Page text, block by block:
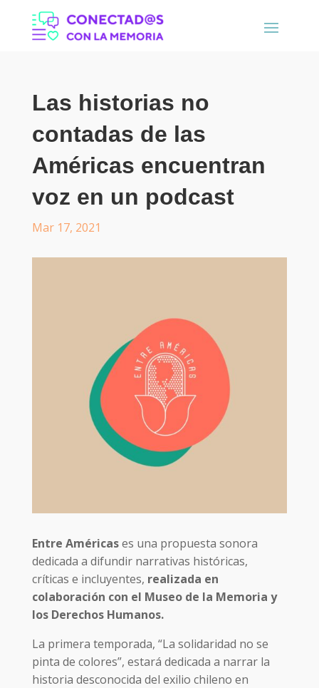
Las historias no
contadas de las
Américas encuentran
voz en un podcast
Mar 17, 2021
Entre Américases una propuesta sonora
dedicada a difundir narrativas históricas,
críticas e incluyentes, realizada en
colaboración con el Museo de la Memoria y
los Derechos Humanos.
La primera temporada, “La solidaridad no se
pinta de colores”, estará dedicada a narrar la
historia desconocida del exilio chileno en